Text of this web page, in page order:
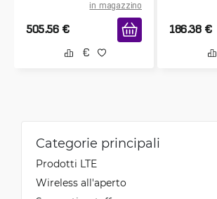
in magazzino
505.56 € 186.38 €
Categorie principali
Prodotti LTE
Wireless all'aperto